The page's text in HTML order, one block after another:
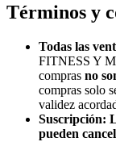
Términos y
Todas las
FITNESS Y
compras no
compras solo
validez
Suscripción:
pueden